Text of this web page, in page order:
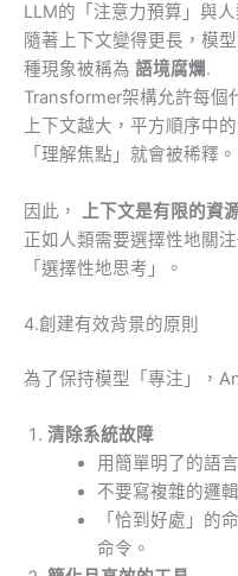
LLM的「注意力預算」與人
隨著上下文變得更長，模
種現象被稱為 語境腐爛.
Transformer架構允許每個
上下文越大，平方順序中
「理解焦點」就會被稀釋。
因此， 上下文是有限的資
正如人類需要選擇性地關
「選擇性地思考」。
4.創建有效背景的原則
為了保持模型「專注」，
清除系統故障
用簡單明了的語
不要寫複雜的邏
「恰到好處」的
命令。